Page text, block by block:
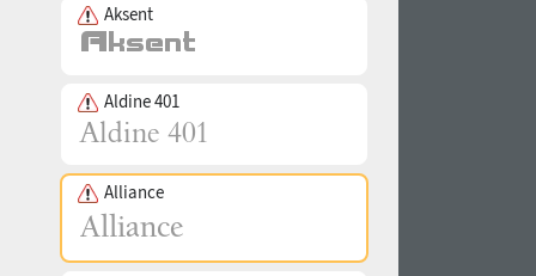
Aksent
Aldine 401
Alliance